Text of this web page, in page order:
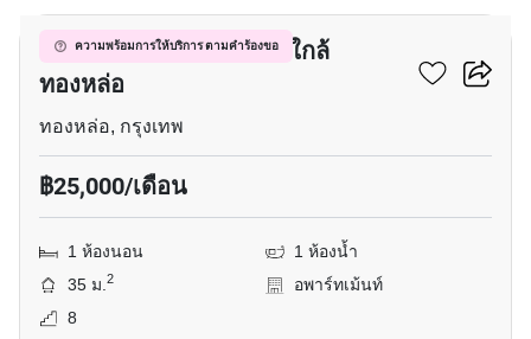
ความพร้อมการให้บริการ ตามคำร้องขอ
อพาร์ทเมนต์ 1-ห้องนอน ใกล้
ทองหล่อ
ทองหล่อ, กรุงเทพ
฿25,000/เดือน
1 ห้องนอน
1 ห้องน้ำ
35 ม.2
อพาร์ทเม้นท์
8